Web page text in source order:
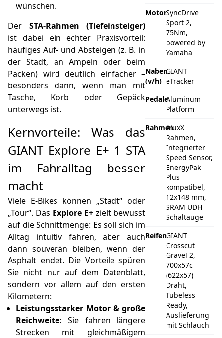
wünschen.
Der STA-Rahmen (Tiefeinsteiger)
ist dabei ein echter Praxisvorteil:
häufiges Auf- und Absteigen (z. B. in
der Stadt, an Ampeln oder beim
Packen) wird deutlich einfacher –
besonders dann, wenn man mit
Tasche, Korb oder Gepäck
unterwegs ist.
Kernvorteile: Was das
GIANT Explore E+ 1 STA
im Fahralltag besser
macht
Viele E‑Bikes können „Stadt“ oder
„Tour“. Das Explore E+ zielt bewusst
auf die Schnittmenge: Es soll sich im
Alltag intuitiv fahren, aber auch
dann souverän bleiben, wenn der
Asphalt endet. Die Vorteile spüren
Sie nicht nur auf dem Datenblatt,
sondern vor allem auf den ersten
Kilometern:
Leistungsstarker Motor & große
Reichweite: Sie fahren längere
Strecken mit gleichmäßigem
MotorSyncDrive
Sport 2,
75Nm,
powered by
Yamaha
Naben
(v/h)
GIANT
eTracker
PedaleAluminum
Platform
RahmenAluxX
Rahmen,
Integrierter
Speed Sensor,
EnergyPak
Plus
kompatibel,
12x148 mm,
SRAM UDH
Schaltauge
ReifenGIANT
Crosscut
Gravel 2,
700x57c
(622x57)
Draht,
Tubeless
Ready,
Auslieferung
mit Schlauch